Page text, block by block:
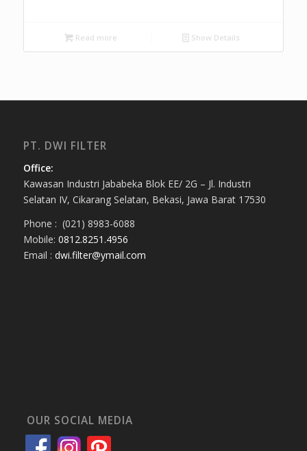
Read more Show Details
PT. DWI FILTER
Office:
Kawasan Industri Jababeka Blok EE/ 2G – Jl. Industri
Selatan IV, Cikarang Selatan, Bekasi, Jawa Barat 17530
Phone : (021) 8983-6088
Mobile: 0812.8251.4956
Email : dwi.filter@ymail.com
OUR SOCIAL MEDIA